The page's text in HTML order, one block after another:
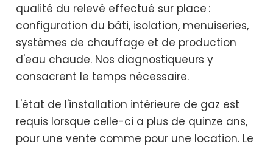
qualité du relevé effectué sur place :
configuration du bâti, isolation, menuiseries,
systèmes de chauffage et de production
d'eau chaude. Nos diagnostiqueurs y
consacrent le temps nécessaire.
L'état de l'installation intérieure de gaz est
requis lorsque celle-ci a plus de quinze ans,
pour une vente comme pour une location. Le